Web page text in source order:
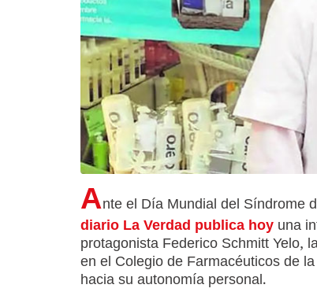
Ante el Día Mundial del Síndrome
diario La Verdad publica hoy una
protagonista Federico Schmitt Yelo,
en el Colegio de Farmacéuticos de
hacia su autonomía personal.